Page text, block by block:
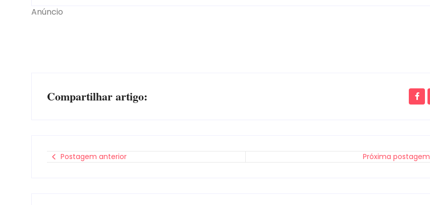
Anúncio
Compartilhar artigo:
Postagem anterior Próxima postagem